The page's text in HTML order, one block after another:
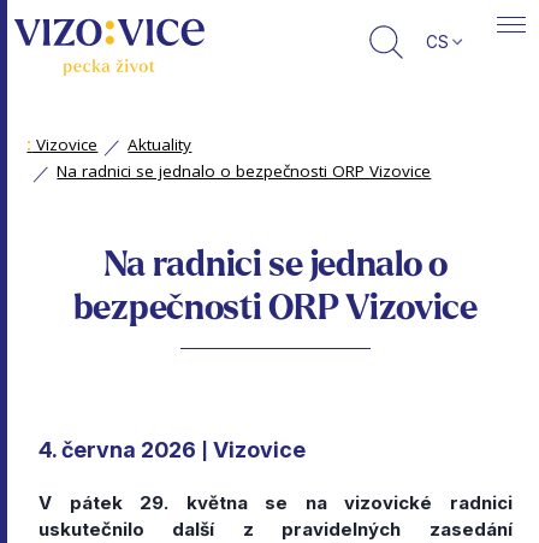
CS
: Vizovice
Aktuality
Na radnici se jednalo o bezpečnosti ORP Vizovice
Na radnici se jednalo o
bezpečnosti ORP Vizovice
4. června 2026 Vizovice
V pátek 29. května se na vizovické radnici
uskutečnilo další z pravidelných zasedání